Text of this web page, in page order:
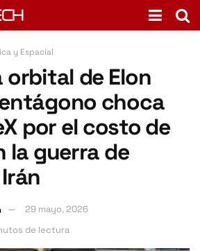
y Espacial
de Elon
choca
por el costo de
la guerra de
29 mayo, 2026
de lectura